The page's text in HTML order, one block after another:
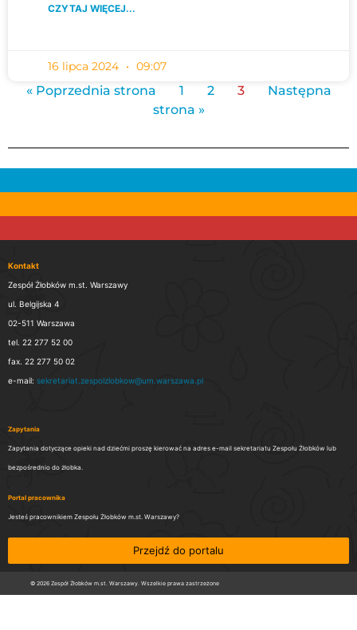
CZYTAJ WIĘCEJ...
16 lipca 2024 09:07
« Poprzednia strona 1 2 3
Następna
strona »
Kontakt
Zespół Żłobków m.st. Warszawy
ul. Belgijska 4
02-511 Warszawa
tel. 22 277 52 00
fax. 22 277 50 02
e-mail: sekretariat.zespolzlobkow@um.warszawa.pl
Zapytania
Zapytania dotyczące opieki nad dziećmi proszę kierować na adres e-mail sekretariatu Zespołu Żłobków lub
bezpośrednio do żłobka.
Portal pracownika
Jesteś pracownikiem Zespołu Żłobków m.st. Warszawy?
Przejdź do portalu
© 2026 Zespół Żłobków m.st. Warszawy. Wszelkie prawa zastrzeżone